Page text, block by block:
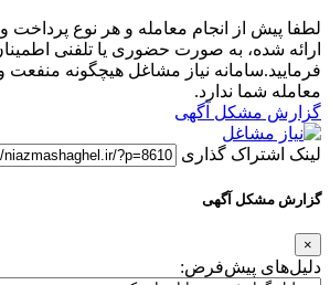
لطفا پیش از انجام معامله و هر نوع
ارائه شده، به صورت حضوری یا تلفنی
فرمایید.سامانه نیاز مشاغل هیچگونه منفعت
معامله شما ندارد.
گزارش مشکل آگهی
لینک اشتراک گذاری
گزارش مشکل آگهی
×
دلیل‌های پیش‌فرض: